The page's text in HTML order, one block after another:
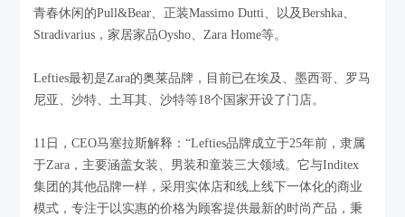
青春休闲的Pull&Bear、正装Massimo Dutti、以及Bershka、
Stradivarius，家居家品Oysho、Zara Home等。
Lefties最初是Zara的奥莱品牌，目前已在埃及、墨西哥、罗马
尼亚、沙特、土耳其、沙特等18个国家开设了门店。
11日，CEO马塞拉斯解释：“Lefties品牌成立于25年前，隶属
于Zara，主要涵盖女装、男装和童装三大领域。它与Inditex
集团的其他品牌一样，采用实体店和线上线下一体化的商业
模式，专注于以实惠的价格为顾客提供最新的时尚产品，秉